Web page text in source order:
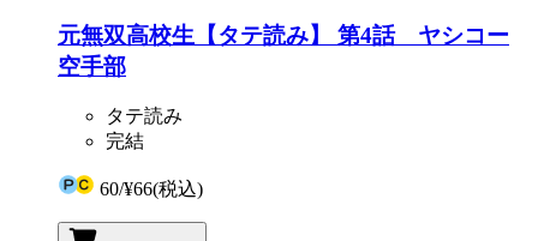
元無双高校生【タテ読み】 第4話 ヤシコー
空手部
タテ読み
完結
60/¥66(税込)